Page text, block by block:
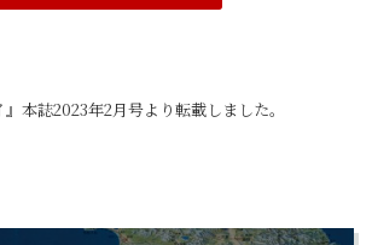
本誌2023年2月号より転載しました。